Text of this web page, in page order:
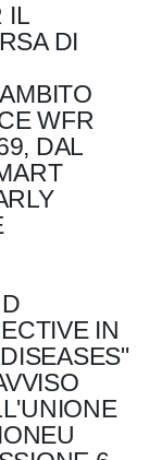
IL
DI
WFR
DAL
IN